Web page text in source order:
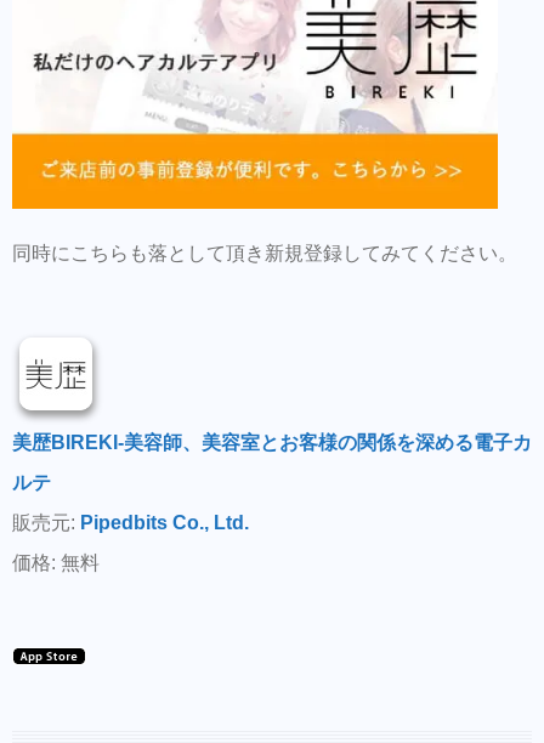
同時にこちらも落として頂き新規登録してみてください。
美歴BIREKI-美容師、美容室とお客様の関係を深める電子カ
ルテ
販売元: Pipedbits Co., Ltd.
価格: 無料